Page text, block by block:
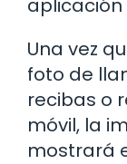
aplicación
Una vez
foto de
recibas o
móvil, la
mostrará